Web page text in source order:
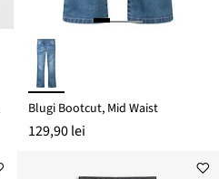
Blugi Bootcut, Mid Waist
129,90 lei